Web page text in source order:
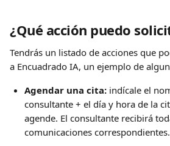
¿Qué acción puedo
Tendrás un listado de acciones que
a Encuadrado IA, un ejemplo de
Agendar una cita: indícale el
consultante + el día y hora de la
agende. El consultante recibirá
comunicaciones correspondientes.